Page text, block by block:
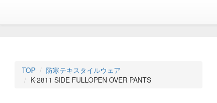
TOP
防寒テキスタイルウェア
K-2811 SIDE FULLOPEN OVER PANTS